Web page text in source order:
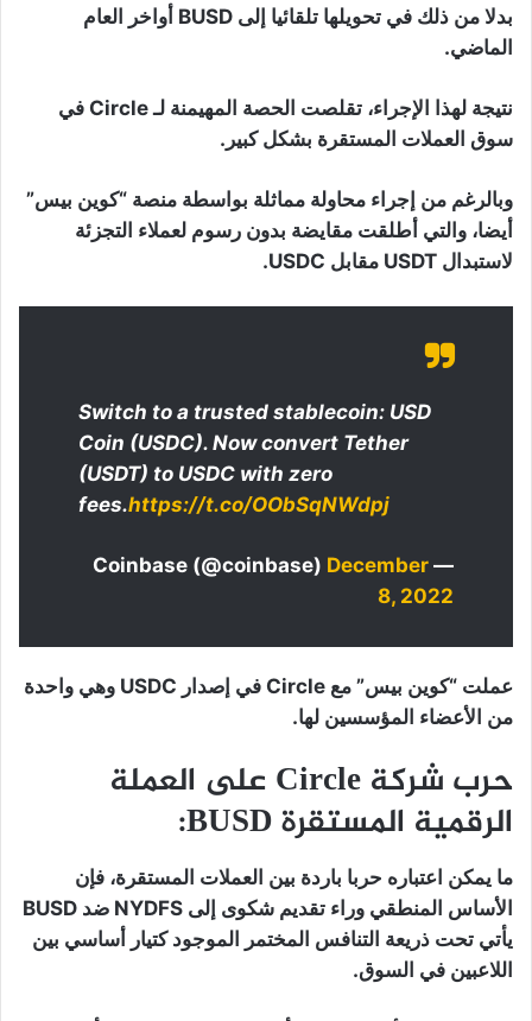
بدلا من ذلك في تحويلها تلقائيا إلى BUSD أواخر العام
الماضي.
نتيجة لهذا الإجراء، تقلصت الحصة المهيمنة لـ Circle في
سوق العملات المستقرة بشكل كبير.
وبالرغم من إجراء محاولة مماثلة بواسطة منصة “كوين بيس”
أيضا، والتي أطلقت مقايضة بدون رسوم لعملاء التجزئة
لاستبدال USDT مقابل USDC.
Switch to a trusted stablecoin: USD
Coin (USDC). Now convert Tether
(USDT) to USDC with zero
fees.https://t.co/OObSqNWdpj
— Coinbase (@coinbase)
December
8, 2022
عملت “كوين بيس” مع Circle في إصدار USDC وهي واحدة
من الأعضاء المؤسسين لها.
حرب شركة Circle على العملة
الرقمية المستقرة BUSD:
ما يمكن اعتباره حربا باردة بين العملات المستقرة، فإن
الأساس المنطقي وراء تقديم شكوى إلى NYDFS ضد BUSD
يأتي تحت ذريعة التنافس المختمر الموجود كتيار أساسي بين
اللاعبين في السوق.